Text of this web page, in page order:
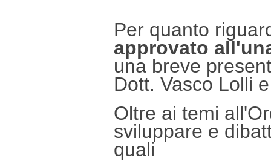
Per quanto
approvato
una breve
Dott. Vasco Lolli
Oltre ai temi
sviluppare e
quali